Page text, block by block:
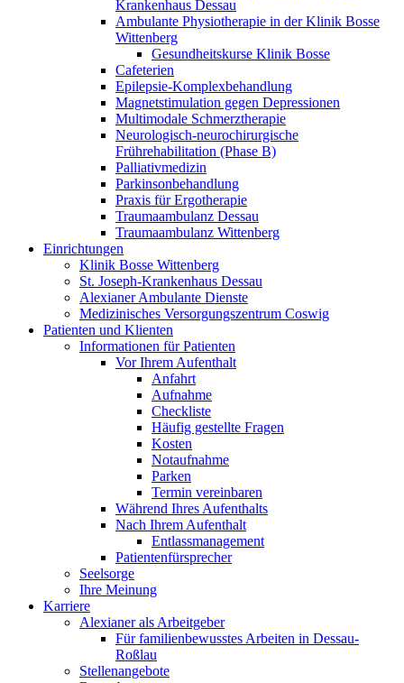
Krankenhaus Dessau
Ambulante Physiotherapie in der Klinik Bosse
Wittenberg
Gesundheitskurse Klinik Bosse
Cafeterien
Epilepsie-Komplexbehandlung
Magnetstimulation gegen Depressionen
Multimodale Schmerztherapie
Neurologisch-neurochirurgische
Frührehabilitation (Phase B)
Palliativmedizin
Parkinsonbehandlung
Praxis für Ergotherapie
Traumaambulanz Dessau
Traumaambulanz Wittenberg
Einrichtungen
Klinik Bosse Wittenberg
St. Joseph-Krankenhaus Dessau
Alexianer Ambulante Dienste
Medizinisches Versorgungszentrum Coswig
Patienten und Klienten
Informationen für Patienten
Vor Ihrem Aufenthalt
Anfahrt
Aufnahme
Checkliste
Häufig gestellte Fragen
Kosten
Notaufnahme
Parken
Termin vereinbaren
Während Ihres Aufenthalts
Nach Ihrem Aufenthalt
Entlassmanagement
Patientenfürsprecher
Seelsorge
Ihre Meinung
Karriere
Alexianer als Arbeitgeber
Für familienbewusstes Arbeiten in Dessau-
Roßlau
Stellenangebote